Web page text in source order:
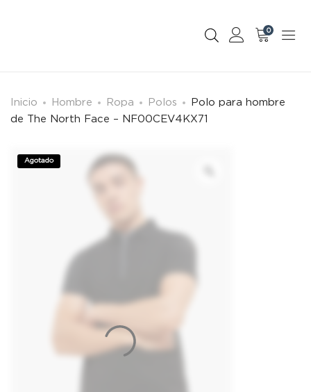
0
Inicio Hombre Ropa Polos
Polo para hombre
de The North Face – NF00CEV4KX71
Agotado